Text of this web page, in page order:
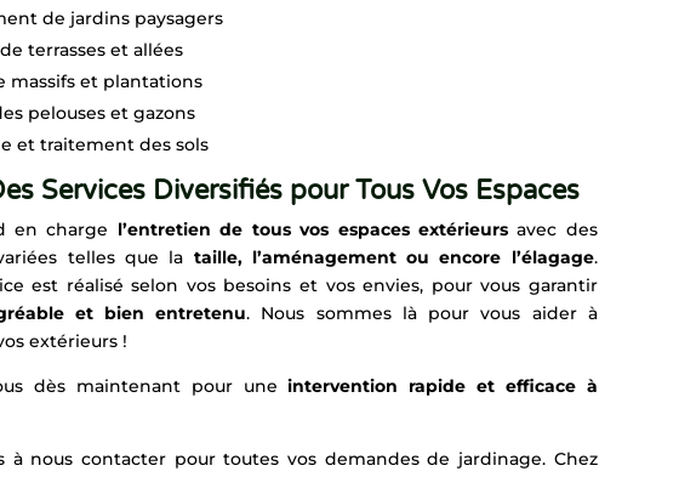
de jardins paysagers
terrasses et allées
massifs et plantations
pelouses et gazons
et traitement des sols
Services Diversifiés pour Tous Vos Espaces
en charge l’entretien de tous vos espaces extérieurs avec des
telles que la taille, l’aménagement ou encore l’élagage.
est réalisé selon vos besoins et vos envies, pour vous garantir
et bien entretenu. Nous sommes là pour vous aider à
extérieurs !
dès maintenant pour une intervention rapide et efficace à
à nous contacter pour toutes vos demandes de jardinage. Chez